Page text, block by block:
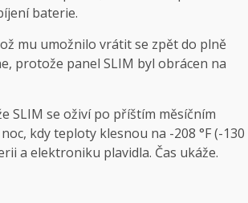
baterie.
mu umožnilo vrátit se zpět do plně
protože panel SLIM byl obrácen na
SLIM se oživí po příštím měsíčním
kdy teploty klesnou na -208 °F (-130
a elektroniku plavidla. Čas ukáže.